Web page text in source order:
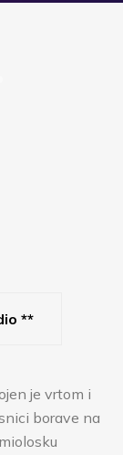
**
je vrtom i
borave na